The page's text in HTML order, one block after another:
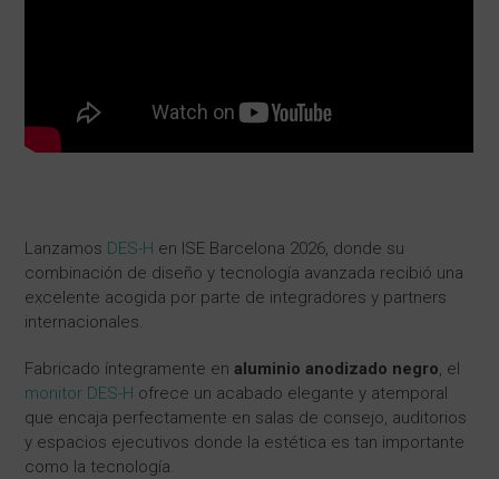
Lanzamos DES-H en ISE Barcelona 2026, donde su
combinación de diseño y tecnología avanzada recibió una
excelente acogida por parte de integradores y partners
internacionales.
Fabricado íntegramente enaluminio anodizado negro, el
monitor DES-H ofrece un acabado elegante y atemporal
que encaja perfectamente en salas de consejo, auditorios
y espacios ejecutivos donde la estética es tan importante
como la tecnología.